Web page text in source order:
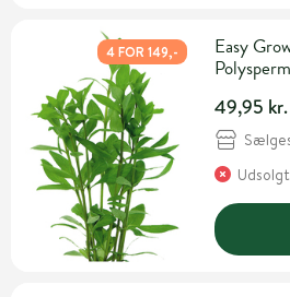
4 FOR 149,-
Easy
49,95 kr.
Udsolgt